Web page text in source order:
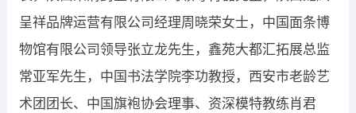
呈祥品牌运营有限公司经理周晓荣女士，中国面条博
物馆有限公司领导张立龙先生，鑫苑大都汇拓展总监
常亚军先生，中国书法学院李功教授，西安市老龄艺
术团团长、中国旗袍协会理事、资深模特教练肖君